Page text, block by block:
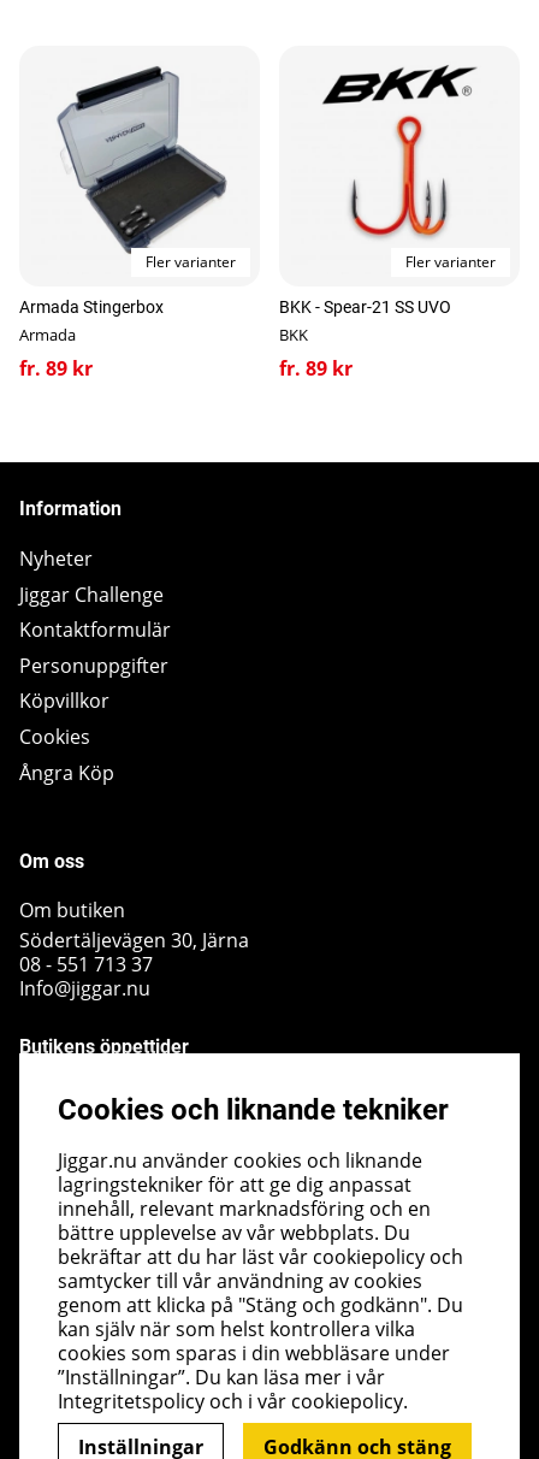
Fler varianter
Armada Stingerbox
Armada
fr. 89 kr
Fler varianter
BKK - Spear-21 SS UVO
BKK
fr. 89 kr
Information
Nyheter
Jiggar Challenge
Kontaktformulär
Personuppgifter
Köpvillkor
Cookies
Ångra Köp
Om oss
Om butiken
Södertäljevägen 30, Järna
08 - 551 713 37
Info@jiggar.nu
Butikens öppettider
Lördag - kl 10.00 - 14.00
Nyhetsbrev
I vårt nyhetsbrev får du ta del av nyheter och
erbjudanden före alla andra. Registrera dig här nedan.
Skicka
Cookies och liknande tekniker
Jiggar.nu använder cookies och liknande
lagringstekniker för att ge dig anpassat
innehåll, relevant marknadsföring och en
bättre upplevelse av vår webbplats. Du
bekräftar att du har läst vår cookiepolicy och
samtycker till vår användning av cookies
genom att klicka på "Stäng och godkänn". Du
kan själv när som helst kontrollera vilka
cookies som sparas i din webbläsare under
”Inställningar”. Du kan läsa mer i vår
Integritetspolicy och i vår cookiepolicy.
Inställningar
Godkänn och stäng